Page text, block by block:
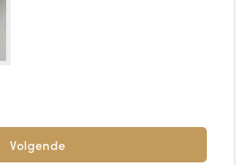
Volgende